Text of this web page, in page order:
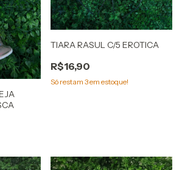
TIARA RASUL C/5 EROTICA
R$16,90
Só restam 3em estoque!